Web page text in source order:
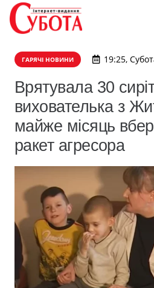
ГАРЯЧІ НОВИНИ 19:25,
Врятувала 30
вихователька з
майже місяць
ракет агресора